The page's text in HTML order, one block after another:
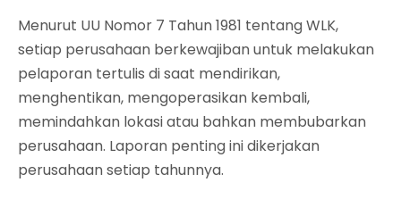
Menurut UU Nomor 7 Tahun 1981 tentang WLK,
setiap perusahaan berkewajiban untuk melakukan
pelaporan tertulis di saat mendirikan,
menghentikan, mengoperasikan kembali,
memindahkan lokasi atau bahkan membubarkan
perusahaan. Laporan penting ini dikerjakan
perusahaan setiap tahunnya.